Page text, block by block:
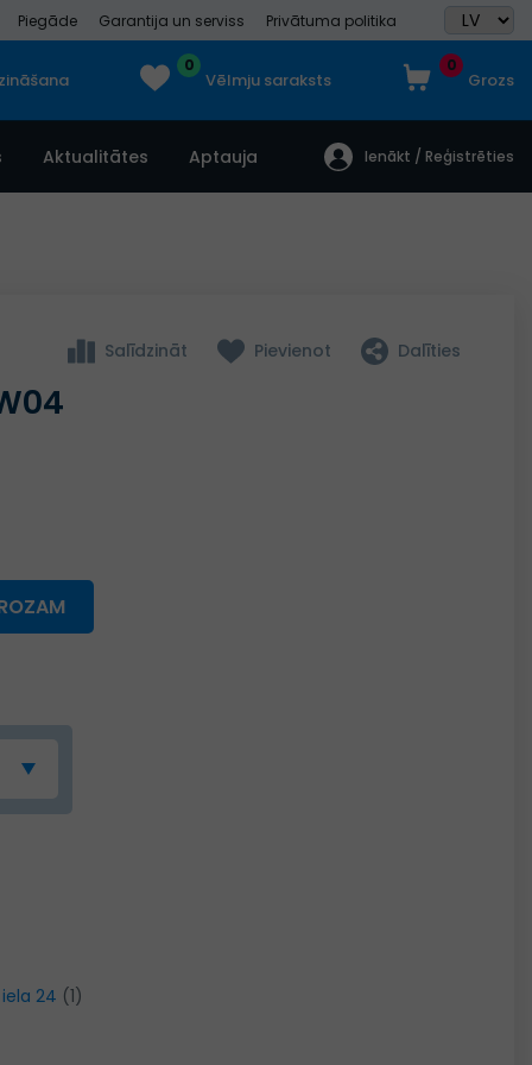
Piegāde Garantija un serviss Privātuma politika
0
Vēlmju saraksts
0
Grozs
Aktualitātes Aptauja Ienākt / Reģistrēties
Salīdzināt Pievienot Dalīties
24 (1)